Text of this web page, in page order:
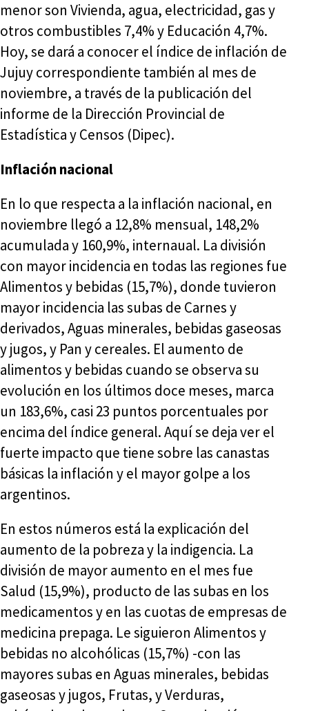
menor son Vivienda, agua, electricidad, gas y
otros combustibles 7,4% y Educación 4,7%.
Hoy, se dará a conocer el índice de inflación de
Jujuy correspondiente también al mes de
noviembre, a través de la publicación del
informe de la Dirección Provincial de
Estadística y Censos (Dipec).
Inflación nacional
En lo que respecta a la inflación nacional, en
noviembre llegó a 12,8% mensual, 148,2%
acumulada y 160,9%, internaual. La división
con mayor incidencia en todas las regiones fue
Alimentos y bebidas (15,7%), donde tuvieron
mayor incidencia las subas de Carnes y
derivados, Aguas minerales, bebidas gaseosas
y jugos, y Pan y cereales. El aumento de
alimentos y bebidas cuando se observa su
evolución en los últimos doce meses, marca
un 183,6%, casi 23 puntos porcentuales por
encima del índice general. Aquí se deja ver el
fuerte impacto que tiene sobre las canastas
básicas la inflación y el mayor golpe a los
argentinos.
En estos números está la explicación del
aumento de la pobreza y la indigencia. La
división de mayor aumento en el mes fue
Salud (15,9%), producto de las subas en los
medicamentos y en las cuotas de empresas de
medicina prepaga. Le siguieron Alimentos y
bebidas no alcohólicas (15,7%) -con las
mayores subas en Aguas minerales, bebidas
gaseosas y jugos, Frutas, y Verduras,